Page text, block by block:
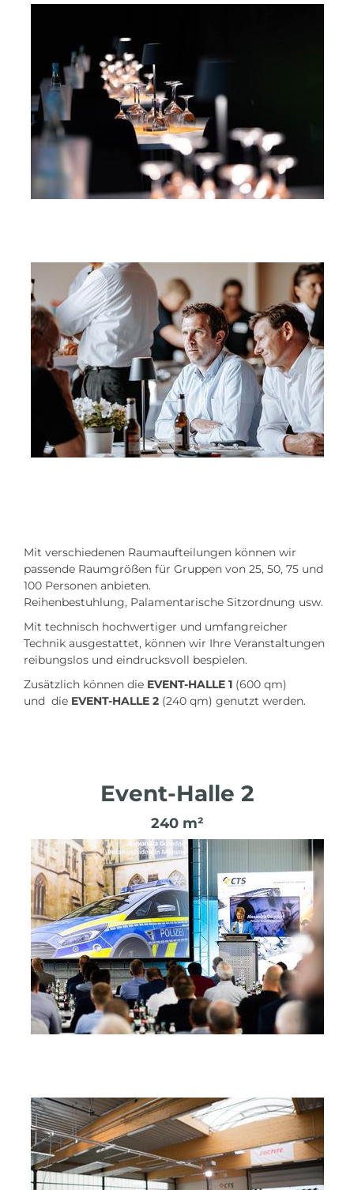
Mit verschiedenen Raumaufteilungen können wir
passende Raumgrößen für Gruppen von 25, 50, 75 und
100 Personen anbieten.
Reihenbestuhlung, Palamentarische Sitzordnung usw.
Mit technisch hochwertiger und umfangreicher
Technik ausgestattet, können wir Ihre Veranstaltungen
reibungslos und eindrucksvoll bespielen.
Zusätzlich können die EVENT-HALLE 1 (600 qm)
und die EVENT-HALLE 2 (240 qm) genutzt werden.
Event-Halle 2
240 m²